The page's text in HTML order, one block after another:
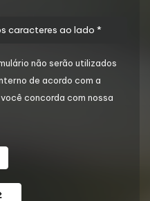
não serão utilizados
de acordo com a
você concorda com nossa